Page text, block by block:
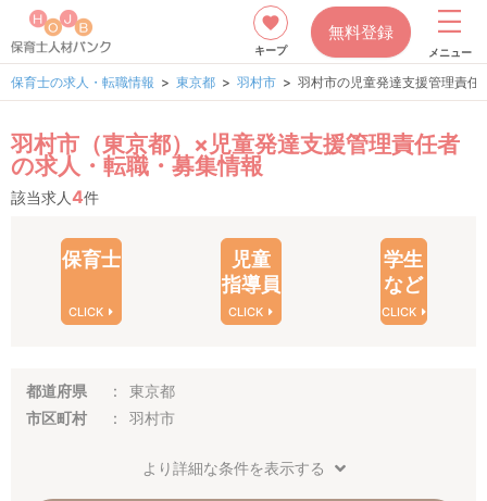
キープ
無料登録
メニュー
保育士の求人・転職情報 東京都 羽村市 羽村市の児童発達支援管理責任
羽村市（東京都）×児童発達支援管理責任者
の求人・転職・募集情報
該当求人4件
保育士
CLICK
児童
指導員
CLICK
学生
など
CLICK
都道府県
東京都
市区町村
羽村市
より詳細な条件を表示する